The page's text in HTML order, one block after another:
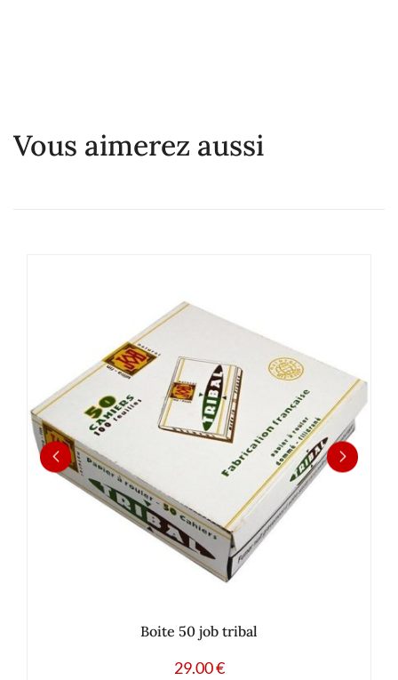
Vous aimerez aussi
Boite 50 job tribal
29.00€